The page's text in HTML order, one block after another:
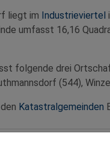
liegt im Industrieviertel
umfasst 16,16
folgende drei
(544),
Katastralgemeinden